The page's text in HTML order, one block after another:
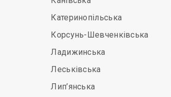
Катеринопільська
Корсунь-Шевченківська
Ладижинська
Леськівська
Лип’янська